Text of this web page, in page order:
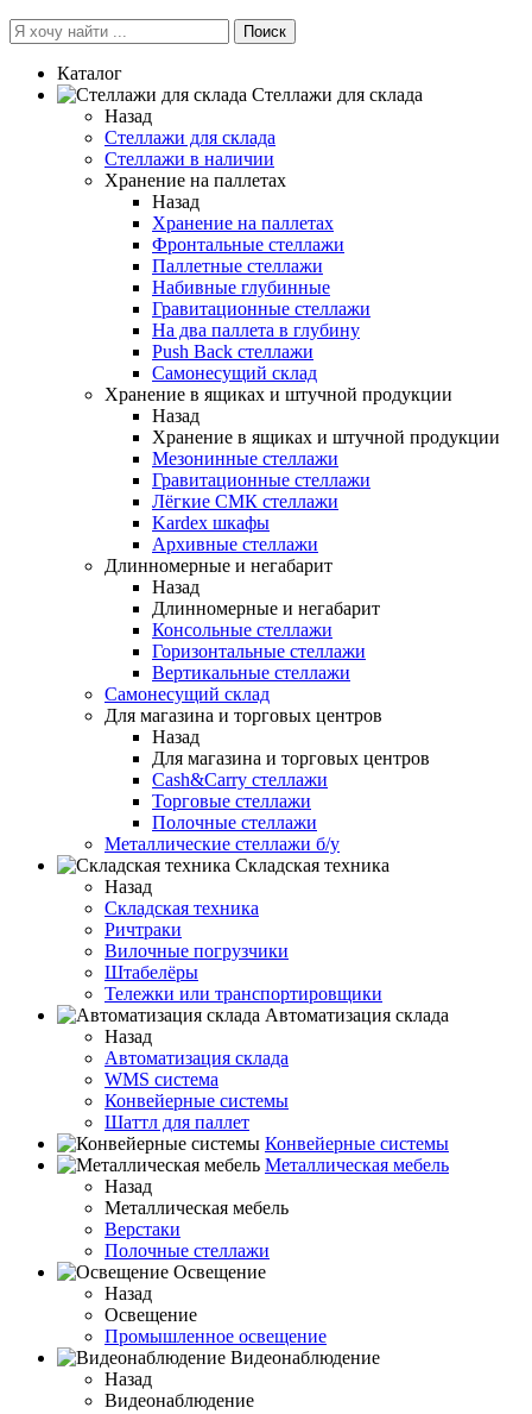
Поиск
Каталог
Cтеллажи для склада
Назад
Cтеллажи для склада
Стеллажи в наличии
Хранение на паллетах
Назад
Хранение на паллетах
Фронтальные стеллажи
Паллетные стеллажи
Набивные глубинные
Гравитационные стеллажи
На два паллета в глубину
Push Back стеллажи
Самонесущий склад
Хранение в ящиках и штучной продукции
Назад
Хранение в ящиках и штучной продукции
Мезонинные стеллажи
Гравитационные стеллажи
Лёгкие СМК стеллажи
Kardex шкафы
Архивные стеллажи
Длинномерные и негабарит
Назад
Длинномерные и негабарит
Консольные стеллажи
Горизонтальные стеллажи
Вертикальные стеллажи
Самонесущий склад
Для магазина и торговых центров
Назад
Для магазина и торговых центров
Cash&Carry стеллажи
Торговые стеллажи
Полочные стеллажи
Металлические стеллажи б/у
Складская техника
Назад
Складская техника
Ричтраки
Вилочные погрузчики
Штабелёры
Тележки или транспортировщики
Автоматизация склада
Назад
Автоматизация склада
WMS система
Конвейерные системы
Шаттл для паллет
Конвейерные системы
Металлическая мебель
Назад
Металлическая мебель
Верстаки
Полочные стеллажи
Освещение
Назад
Освещение
Промышленное освещение
Видеонаблюдение
Назад
Видеонаблюдение